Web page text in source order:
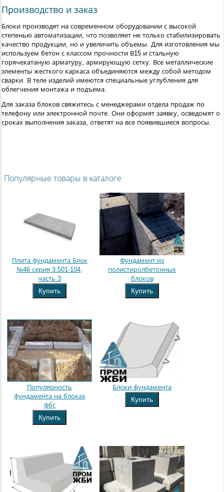
Производство и заказ
Блоки производят на современном оборудовании с высокой
степенью автоматизации, что позволяет не только стабилизировать
качество продукции, но и увеличить объемы. Для изготовления мы
используем бетон с классом прочности В15 и стальную
горячекатаную арматуру, армирующую сетку. Все металлические
элементы жесткого каркаса объединяются между собой методом
сварки. В теле изделий имеются специальные углубления для
облегчения монтажа и подъема.
Для заказа блоков свяжитесь с менеджерами отдела продаж по
телефону или электронной почте. Они оформят заявку, осведомят о
сроках выполнения заказа, ответят на все появившиеся вопросы.
Популярные товары в каталоге
Плита фундамента Блок
№46 серия 3.501-104,
часть 3
Купить
Фундамент из
полистиролбетонных
блоков
Купить
Популярность
фундамента на блоках
фбс
Купить
Блоки фундамента
Купить